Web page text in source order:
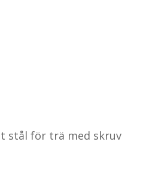
stål för trä med skruv